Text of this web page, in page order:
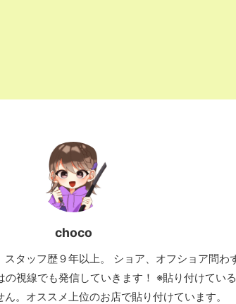
choco
タッフ歴９年以上。 ショア、オフショア問わ
視線でも発信していきます！ ※貼り付けてい
。オススメ上位のお店で貼り付けています。